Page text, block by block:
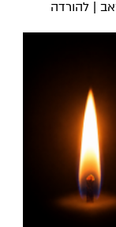
| להורדה